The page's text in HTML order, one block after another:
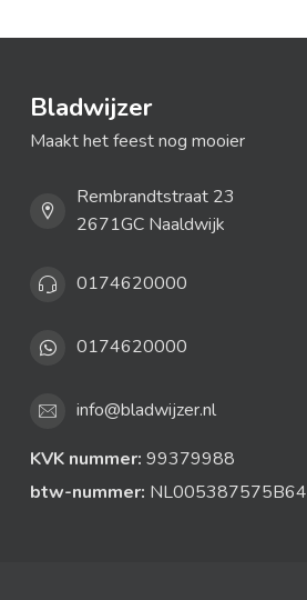
Bladwijzer
Maakt het feest nog mooier
Rembrandtstraat 23
2671GC Naaldwijk
0174620000
0174620000
info@bladwijzer.nl
KVK nummer: 99379988
btw-nummer: NL005387575B64